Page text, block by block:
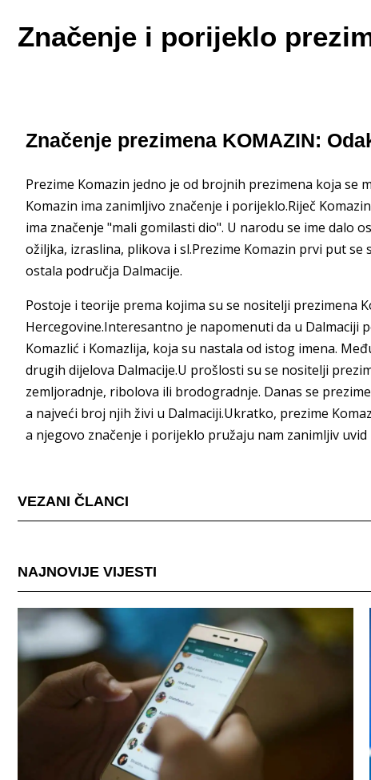
Značenje i porijeklo
Značenje prezimena KOMAZIN:
Prezime Komazin jedno je od brojnih prezimena koja se
Komazin ima zanimljivo značenje i porijeklo.Riječ
ima značenje "mali gomilasti dio". U narodu se ime dalo
ožiljka, izraslina, plikova i sl.Prezime Komazin prvi put
ostala područja Dalmacije.
Postoje i teorije prema kojima su se nositelji prezimena
Hercegovine.Interesantno je napomenuti da u Dalmaciji
Komazlić i Komazlija, koja su nastala od istog imena.
drugih dijelova Dalmacije.U prošlosti su se nositelji
zemljoradnje, ribolova ili brodogradnje. Danas se
a najveći broj njih živi u Dalmaciji.Ukratko, prezime
a njegovo značenje i porijeklo pružaju nam zanimljiv
VEZANI ČLANCI
NAJNOVIJE VIJESTI